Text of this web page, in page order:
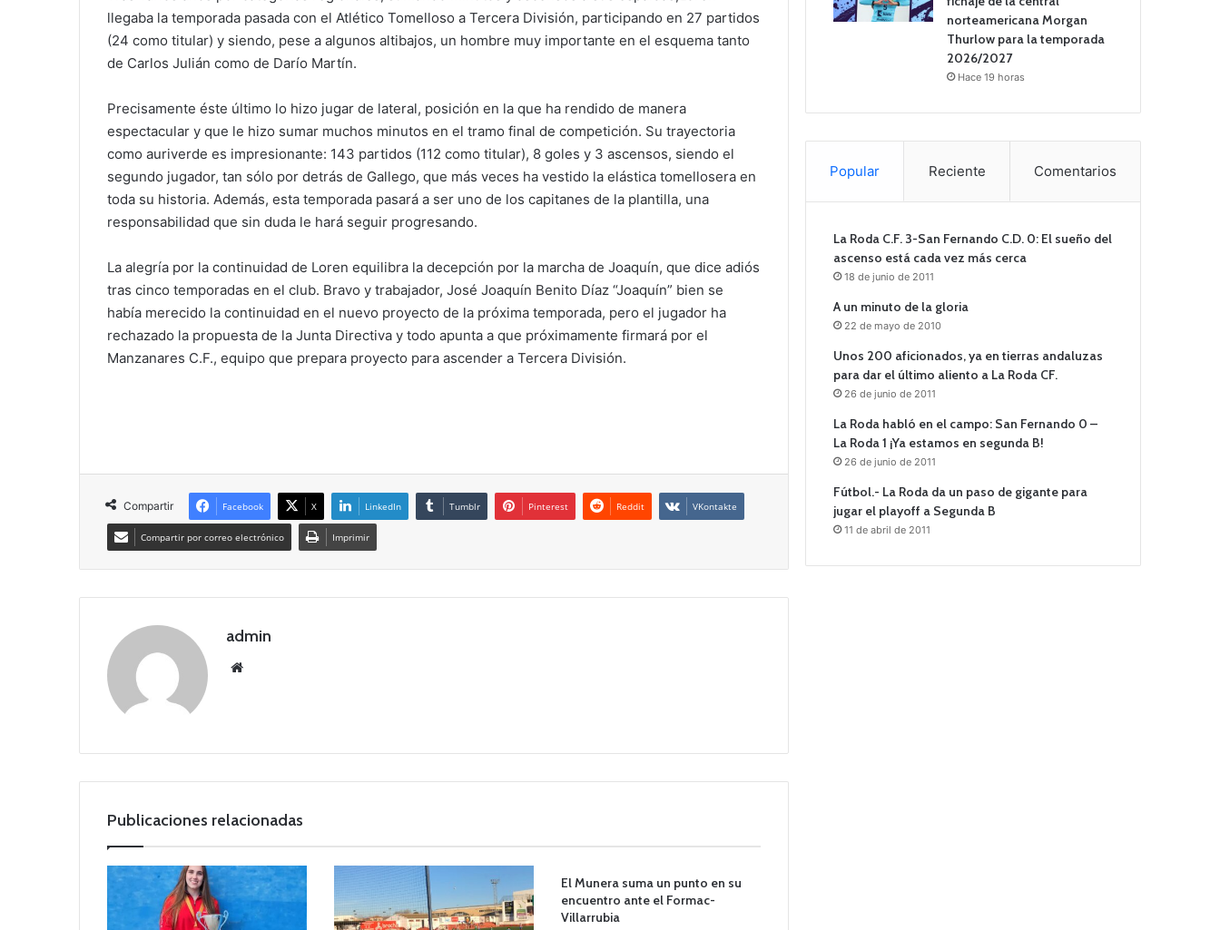
llegaba la temporada pasada con el Atlético Tomelloso a Tercera División, participando en 27 partidos
(24 como titular) y siendo, pese a algunos altibajos, un hombre muy importante en el esquema tanto
de Carlos Julián como de Darío Martín.
Precisamente éste último lo hizo jugar de lateral, posición en la que ha rendido de manera
espectacular y que le hizo sumar muchos minutos en el tramo final de competición. Su trayectoria
como auriverde es impresionante: 143 partidos (112 como titular), 8 goles y 3 ascensos, siendo el
segundo jugador, tan sólo por detrás de Gallego, que más veces ha vestido la elástica tomellosera en
toda su historia. Además, esta temporada pasará a ser uno de los capitanes de la plantilla, una
responsabilidad que sin duda le hará seguir progresando.
La alegría por la continuidad de Loren equilibra la decepción por la marcha de Joaquín, que dice adiós
tras cinco temporadas en el club. Bravo y trabajador, José Joaquín Benito Díaz “Joaquín” bien se
había merecido la continuidad en el nuevo proyecto de la próxima temporada, pero el jugador ha
rechazado la propuesta de la Junta Directiva y todo apunta a que próximamente firmará por el
Manzanares C.F., equipo que prepara proyecto para ascender a Tercera División.
Compartir Facebook X LinkedIn Tumblr Pinterest Reddit VKontakte
Compartir por correo electrónico Imprimir
admin
Publicaciones relacionadas
El Munera suma un punto en su
encuentro ante el Formac-
Villarrubia
norteamericana Morgan
Thurlow para la temporada
2026/2027
Hace 19 horas
Popular Reciente Comentarios
La Roda C.F. 3-San Fernando C.D. 0: El sueño del
ascenso está cada vez más cerca
18 de junio de 2011
A un minuto de la gloria
22 de mayo de 2010
Unos 200 aficionados, ya en tierras andaluzas
para dar el último aliento a La Roda CF.
26 de junio de 2011
La Roda habló en el campo: San Fernando 0 –
La Roda 1 ¡Ya estamos en segunda B!
26 de junio de 2011
Fútbol.- La Roda da un paso de gigante para
jugar el playoff a Segunda B
11 de abril de 2011